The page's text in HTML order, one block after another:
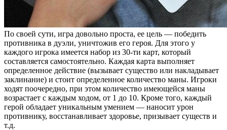
По своей сути, игра довольно проста, ее цель — победить
противника в дуэли, уничтожив его героя. Для этого у
каждого игрока имеется набор из 30-ти карт, который
составляется самостоятельно. Каждая карта выполняет
определенное действие (вызывает существо или накладывает
заклинание) и стоит определенное количество маны. Игроки
ходят поочередно, при этом количество имеющейся маны
возрастает с каждым ходом, от 1 до 10. Кроме того, каждый
герой обладает уникальным умением — наносит урон
противнику, восстанавливает здоровье, призывает существ и
т.д.